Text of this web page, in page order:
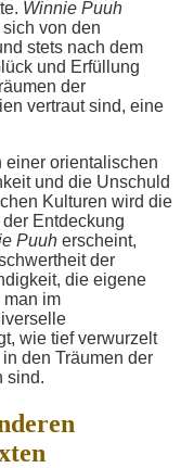
Winnie Puuh
von den
stets nach dem
und Erfüllung
der
vertraut sind, eine
einer orientalischen
und die Unschuld
Kulturen wird die
Entdeckung
Puuh erscheint,
der
die eigene
im
wie tief verwurzelt
den Träumen der
sind.